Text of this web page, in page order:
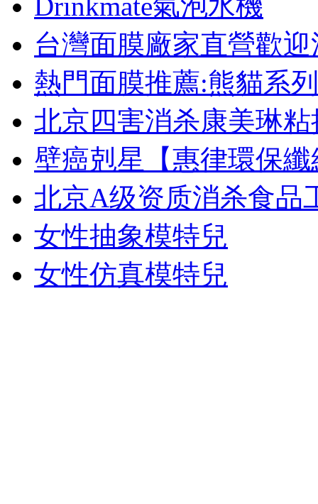
Drinkmate氣泡水機
台灣面膜廠家直營歡
熱門面膜推薦:熊貓系
北京四害消杀康美琳
壁癌剋星【惠律環保
北京A级资质消杀食品
女性抽象模特兒
女性仿真模特兒